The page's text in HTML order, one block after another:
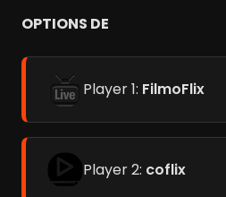
OPTIONS DE
Player 1: FilmoFlix
Player 2: coflix